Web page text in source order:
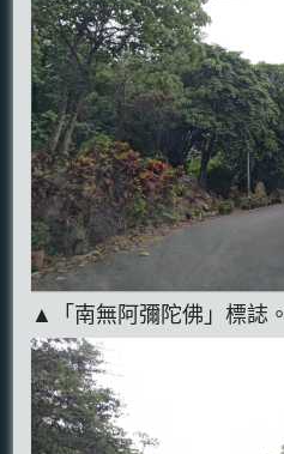
▲「南無阿彌陀佛」標誌。